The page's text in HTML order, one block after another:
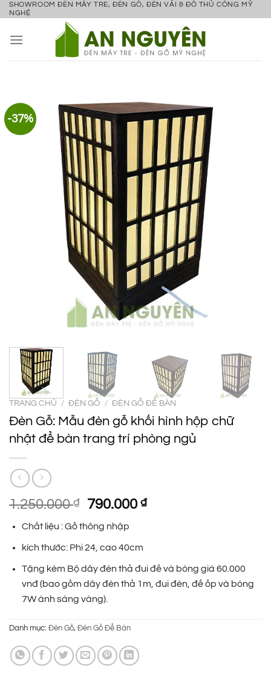
Bỏ
nội
SHOWROOM ĐÈN MÂY TRE, ĐÈN GỖ, ĐÈN VẢI & ĐỒ THỦ CÔNG MỸ
NGHỆ
-37%
TRANG CHỦ / ĐÈN GỖ / ĐÈN GỖ ĐỂ BÀN
Đèn Gỗ: Mẫu đèn gỗ khối hình hộp chữ
nhật để bàn trang trí phòng ngủ
1.250.000₫
Giá
là:
1.250.000 ₫.
790.000₫Giá
790.000 ₫.
Chất liệu : Gỗ thông nhập
kích thước: Phi 24, cao 40cm
Tặng kèm Bộ dây đèn thả đui đế và bóng giá 60.000
vnđ (bao gồm dây đèn thả 1m, đui đèn, đế ốp và bóng
7W ánh sáng vàng).
Danh mục: Đèn Gỗ, Đèn Gỗ Để Bàn